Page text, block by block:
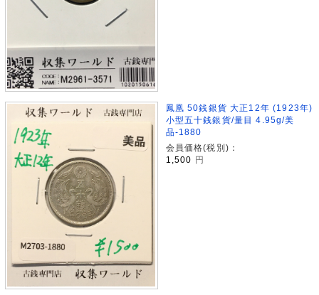
鳳凰 50銭銀貨 大正12年 (1923年)
小型五十銭銀貨/量目 4.95g/美
品-1880
会員価格(税別)：
1,500 円